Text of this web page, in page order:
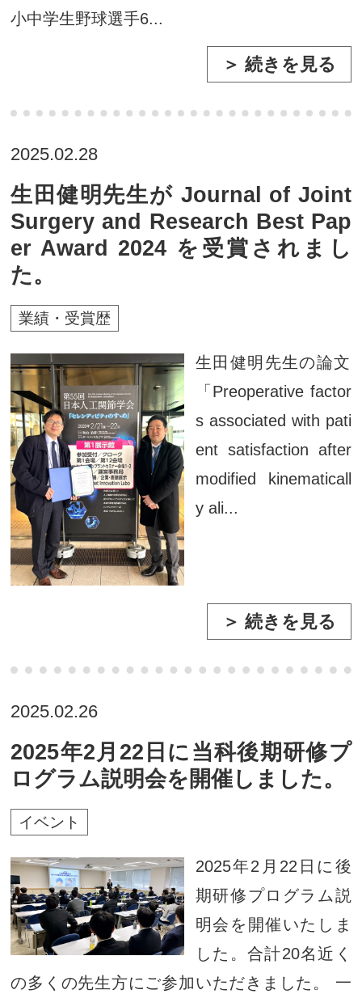
小中学生野球選手6...
＞ 続きを見る
2025.02.28
生田健明先生が Journal of Joint
Surgery and Research Best Pap
er Award 2024 を受賞されまし
た。
業績・受賞歴
生田健明先生の論文
「Preoperative factor
s associated with pati
ent satisfaction after
modified kinematicall
y ali...
＞ 続きを見る
2025.02.26
2025年2月22日に当科後期研修プ
ログラム説明会を開催しました。
イベント
2025年2月22日に後
期研修プログラム説
明会を開催いたしま
した。合計20名近く
の多くの先生方にご参加いただきました。 一